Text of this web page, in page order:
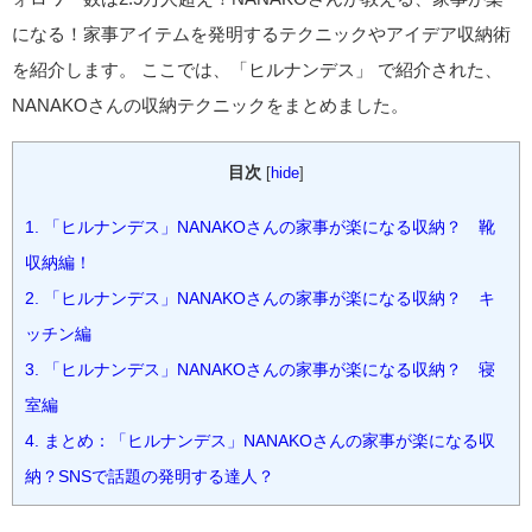
になる！家事アイテムを発明するテクニックやアイデア収納術
を紹介します。 ここでは、「ヒルナンデス」 で紹介された、
NANAKOさんの収納テクニックをまとめました。
目次 hide
1. 「ヒルナンデス」NANAKOさんの家事が楽になる収納？ 靴
収納編！
2. 「ヒルナンデス」NANAKOさんの家事が楽になる収納？ キ
ッチン編
3. 「ヒルナンデス」NANAKOさんの家事が楽になる収納？ 寝
室編
4. まとめ：「ヒルナンデス」NANAKOさんの家事が楽になる収
納？SNSで話題の発明する達人？